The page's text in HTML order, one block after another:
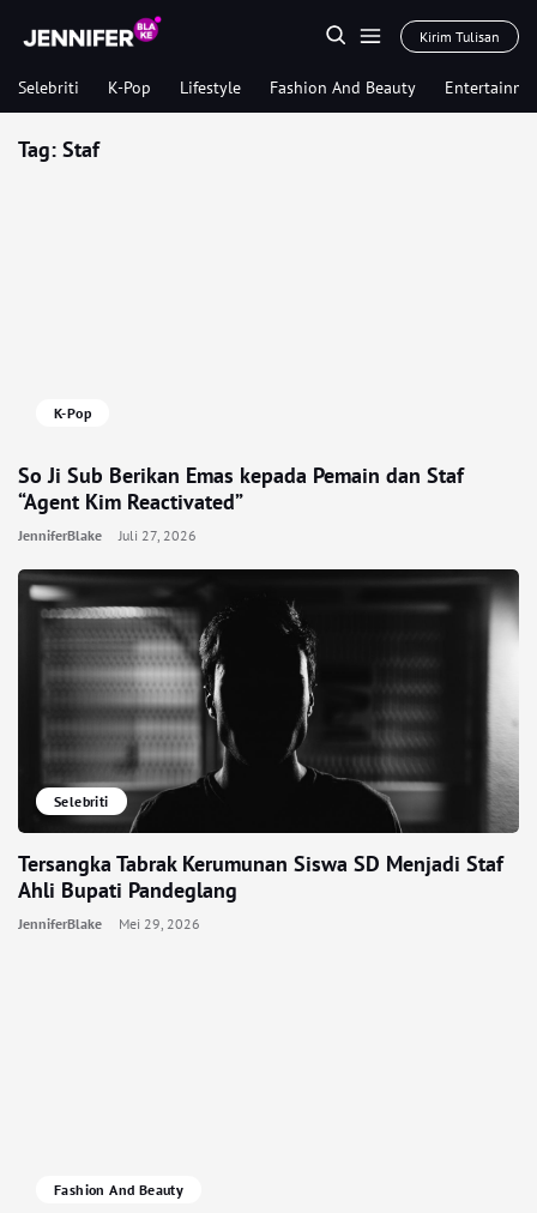
Kirim Tulisan
Selebriti K-Pop Lifestyle Fashion And Beauty
Tag: Staf
K-Pop
So Ji Sub Berikan Emas kepada Pemain dan Staf
“Agent Kim Reactivated”
JenniferBlake Juli 27, 2026
Selebriti
Tersangka Tabrak Kerumunan Siswa SD Menjadi Staf
Ahli Bupati Pandeglang
JenniferBlake Mei 29, 2026
Fashion And Beauty